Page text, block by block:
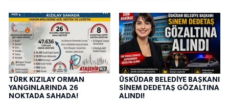
TÜRK KIZILAY ORMAN
YANGINLARINDA 26
NOKTADA SAHADA!
ÜSKÜDAR BELEDİYE BAŞKANI
SİNEM DEDETAŞ GÖZALTINA
ALINDI!